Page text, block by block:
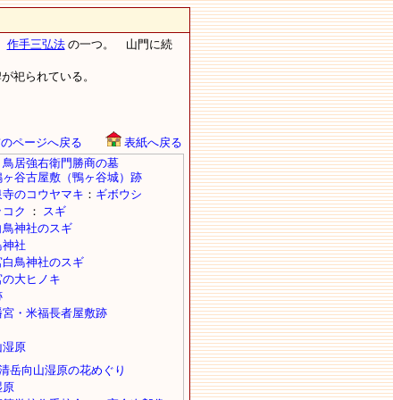
作手三弘法の一つ。 山門に続
祀られている。
ページへ戻る 表紙へ戻る